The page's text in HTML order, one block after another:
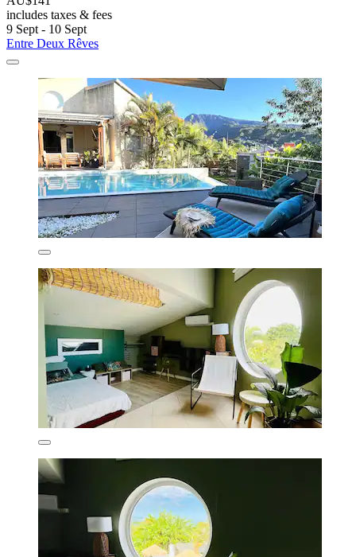
includes taxes & fees
9 Sept - 10 Sept
Entre Deux Rêves